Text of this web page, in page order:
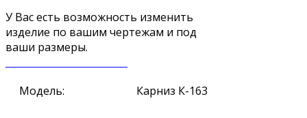
У Вас есть возможность изменить
изделие по вашим чертежам и под
ваши размеры.
Модель: Карниз К-163